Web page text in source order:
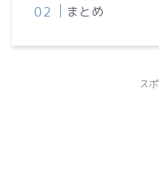
まとめ
ス